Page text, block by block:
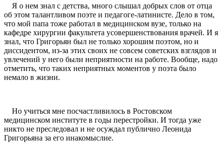
Я о нем знал с детства, много слышал добрых слов от отца
об этом талантливом поэте и педагоге-латинисте. Дело в том,
что мой папа тоже работал в медицинском вузе, только на
кафедре хирургии факультета усовершенствования врачей. И я
знал, что Григорьян был не только хорошим поэтом, но и
диссидентом, из-за этих своих не совсем советских взглядов и
увлечений у него были неприятности на работе. Вообще, надо
отметить, что таких неприятных моментов у поэта было
немало в жизни.
Но учиться мне посчастливилось в Ростовском
медицинском институте в годы перестройки. И тогда уже
никто не преследовал и не осуждал публично Леонида
Григорьяна за его инакомыслие.